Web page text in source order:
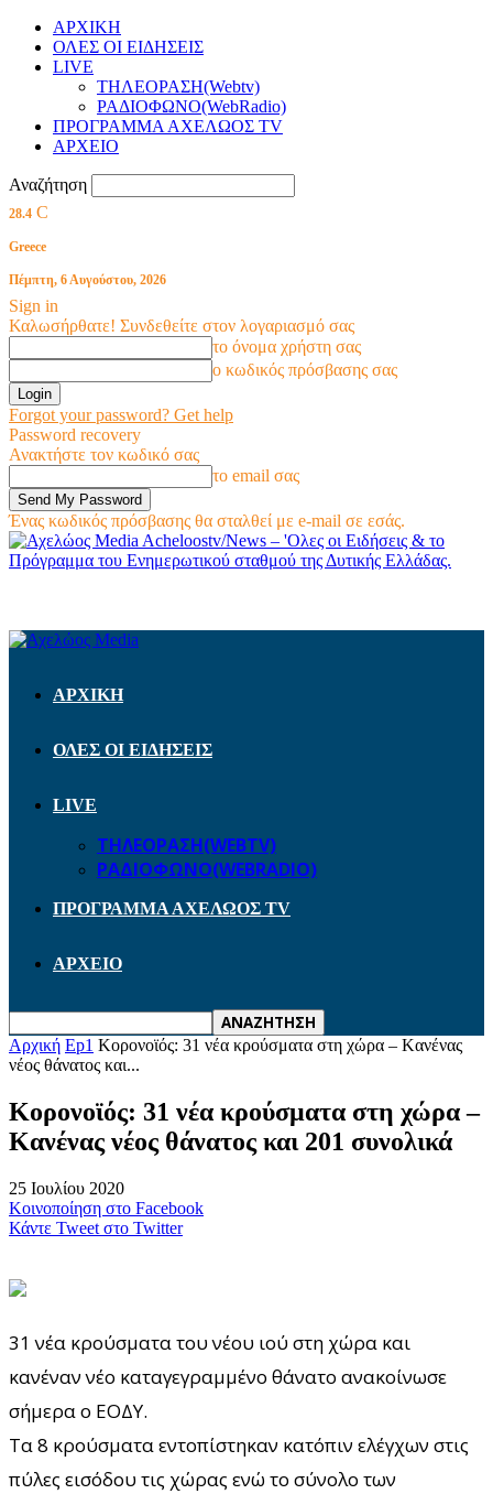
ΑΡΧΙΚΗ
ΟΛΕΣ ΟΙ ΕΙΔΗΣΕΙΣ
LIVE
ΤΗΛΕΟΡΑΣΗ(Webtv)
ΡΑΔΙΟΦΩΝΟ(WebRadio)
ΠΡΟΓΡΑΜΜΑ ΑΧΕΛΩΟΣ TV
ΑΡΧΕΙΟ
Αναζήτηση
28.4 C
Greece
Πέμπτη, 6 Αυγούστου, 2026
Sign in
Καλωσήρθατε! Συνδεθείτε στον λογαριασμό σας
το όνομα χρήστη σας
ο κωδικός πρόσβασης σας
Forgot your password? Get help
Password recovery
Ανακτήστε τον κωδικό σας
το email σας
Ένας κωδικός πρόσβασης θα σταλθεί με e-mail σε εσάς.
Acheloostv/News – 'Ολες οι Ειδήσεις & το
Πρόγραμμα του Ενημερωτικού σταθμού της Δυτικής Ελλάδας.
ΑΡΧΙΚΗ
ΟΛΕΣ ΟΙ ΕΙΔΗΣΕΙΣ
LIVE
ΤΗΛΕΟΡΑΣΗ(WEBTV)
ΡΑΔΙΟΦΩΝΟ(WEBRADIO)
ΠΡΟΓΡΑΜΜΑ ΑΧΕΛΩΟΣ TV
ΑΡΧΕΙΟ
Αρχική Ep1 Κορονοϊός: 31 νέα κρούσματα στη χώρα – Kανένας
νέος θάνατος και...
Κορονοϊός: 31 νέα κρούσματα στη χώρα –
Kανένας νέος θάνατος και 201 συνολικά
25 Ιουλίου 2020
Κοινοποίηση στο Facebook
Κάντε Tweet στο Twitter
31 νέα κρούσματα του νέου ιού στη χώρα και
κανέναν νέο καταγεγραμμένο θάνατο ανακοίνωσε
σήμερα ο ΕΟΔΥ.
Τα 8 κρούσματα εντοπίστηκαν κατόπιν ελέγχων στις
πύλες εισόδου τις χώρας ενώ το σύνολο των